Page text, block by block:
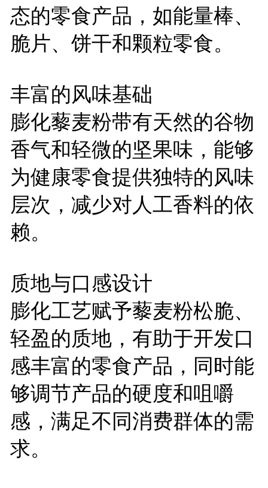
态的零食产品，如能量棒、
脆片、饼干和颗粒零食。
丰富的风味基础
膨化藜麦粉带有天然的谷物
香气和轻微的坚果味，能够
为健康零食提供独特的风味
层次，减少对人工香料的依
赖。
质地与口感设计
膨化工艺赋予藜麦粉松脆、
轻盈的质地，有助于开发口
感丰富的零食产品，同时能
够调节产品的硬度和咀嚼
感，满足不同消费群体的需
求。